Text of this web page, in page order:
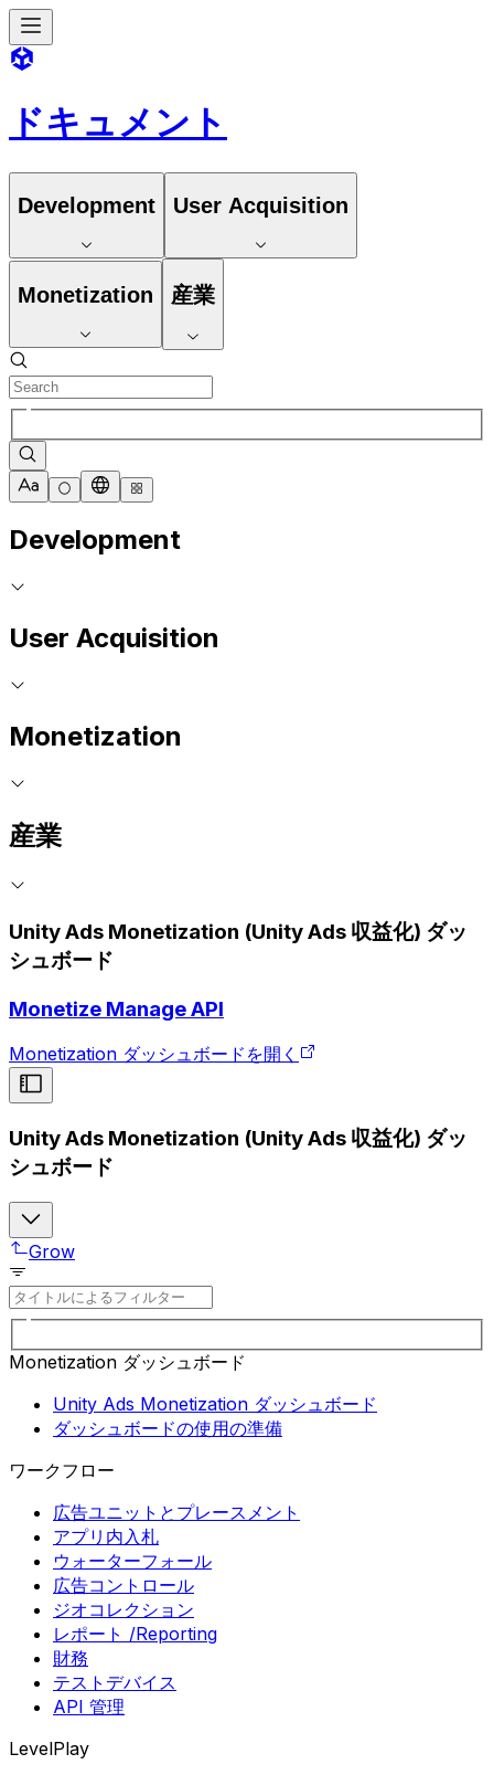
ドキュメント
Development User Acquisition
Monetization 産業
Development
User Acquisition
Monetization
産業
Unity Ads Monetization (Unity Ads 収益化) ダッ
シュボード
Monetize Manage API
Monetization ダッシュボードを開く
Unity Ads Monetization (Unity Ads 収益化) ダッ
シュボード
Grow
Monetization ダッシュボード
Unity Ads Monetization ダッシュボード
ダッシュボードの使用の準備
ワークフロー
広告ユニットとプレースメント
アプリ内入札
ウォーターフォール
広告コントロール
ジオコレクション
レポート /Reporting
財務
テストデバイス
API 管理
LevelPlay